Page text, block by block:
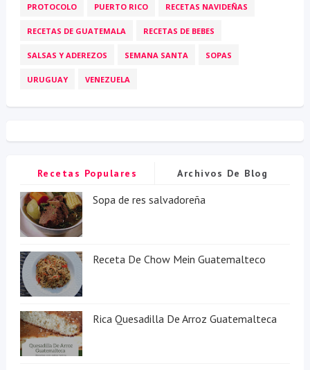
PROTOCOLO PUERTO RICO RECETAS NAVIDEÑAS
RECETAS DE GUATEMALA RECETAS DE BEBES
SALSAS Y ADEREZOS SEMANA SANTA SOPAS
URUGUAY VENEZUELA
Recetas Populares Archivos De Blog
Sopa de res salvadoreña
Receta De Chow Mein Guatemalteco
Rica Quesadilla De Arroz Guatemalteca